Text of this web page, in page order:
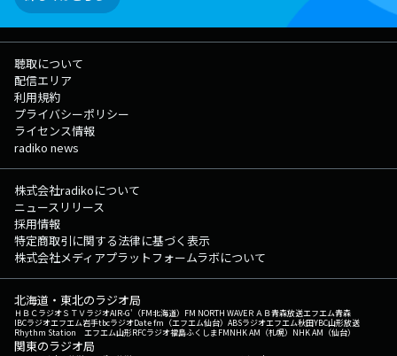
聴取について
配信エリア
利用規約
プライバシーポリシー
ライセンス情報
radiko news
株式会社radikoについて
ニュースリリース
採用情報
特定商取引に関する法律に基づく表示
株式会社メディアプラットフォームラボについて
北海道・東北のラジオ局
ＨＢＣラジオＳＴＶラジオAIR-G'（FM北海道） FM NORTH WAVEＲＡＢ青森放送エフエム青森
IBCラジオエフエム岩手tbcラジオDate fm（エフエム仙台） ABSラジオエフエム秋田YBC山形放送
Rhythm Station エフエム山形RFCラジオ福島ふくしまFMNHK AM（札幌） NHK AM（仙台）
関東のラジオ局